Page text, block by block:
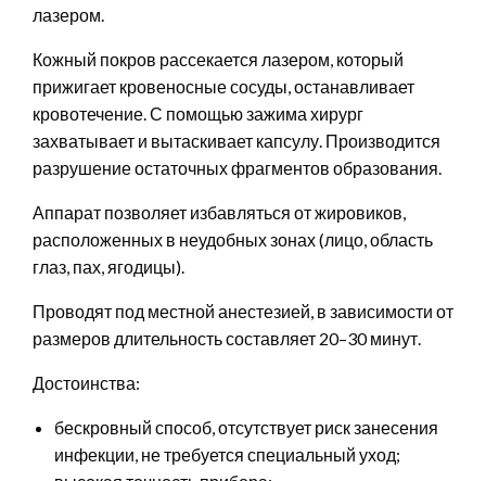
лазером.
Кожный покров рассекается лазером, который
прижигает кровеносные сосуды, останавливает
кровотечение. С помощью зажима хирург
захватывает и вытаскивает капсулу. Производится
разрушение остаточных фрагментов образования.
Аппарат позволяет избавляться от жировиков,
расположенных в неудобных зонах (лицо, область
глаз, пах, ягодицы).
Проводят под местной анестезией, в зависимости от
размеров длительность составляет 20–30 минут.
Достоинства:
бескровный способ, отсутствует риск занесения
инфекции, не требуется специальный уход;